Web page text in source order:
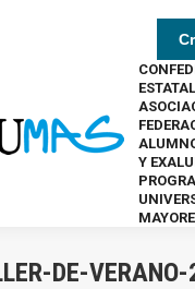
Y
DE-